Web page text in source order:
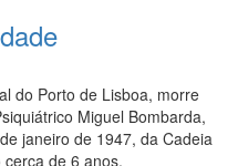
do Porto de Lisboa, morre
Miguel Bombarda,
janeiro de 1947, da Cadeia
de 6 anos.